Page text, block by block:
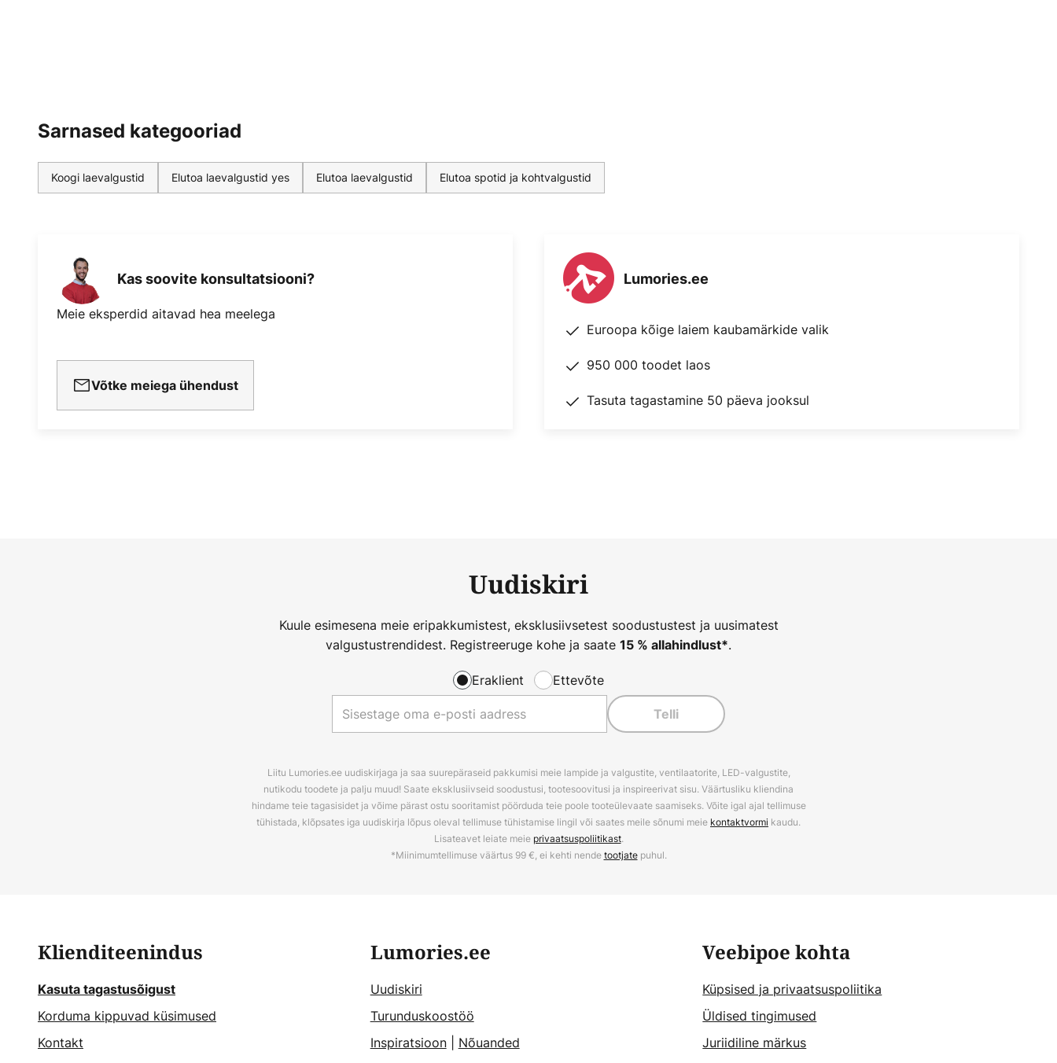
Sarnased kategooriad
Koogi laevalgustid Elutoa laevalgustid yes Elutoa laevalgustid Elutoa spotid ja kohtvalgustid
Kas soovite konsultatsiooni?
Meie eksperdid aitavad hea meelega
Võtke meiega ühendust
Lumories.ee
Euroopa kõige laiem kaubamärkide valik
950 000 toodet laos
Tasuta tagastamine 50 päeva jooksul
Uudiskiri
Kuule esimesena meie eripakkumistest, eksklusiivsetest soodustustest ja uusimatest
valgustustrendidest. Registreeruge kohe ja saate 15 % allahindlust*.
Eraklient Ettevõte
Telli
Liitu Lumories.ee uudiskirjaga ja saa suurepäraseid pakkumisi meie lampide ja valgustite, ventilaatorite, LED-valgustite,
nutikodu toodete ja palju muud! Saate eksklusiivseid soodustusi, tootesoovitusi ja inspireerivat sisu. Väärtusliku kliendina
hindame teie tagasisidet ja võime pärast ostu sooritamist pöörduda teie poole tooteülevaate saamiseks. Võite igal ajal tellimuse
tühistada, klõpsates iga uudiskirja lõpus oleval tellimuse tühistamise lingil või saates meile sõnumi meie kontaktvormi kaudu.
Lisateavet leiate meie privaatsuspoliitikast.
*Miinimumtellimuse väärtus 99 €, ei kehti nendetootjatepuhul.
Klienditeenindus
Kasuta tagastusõigust
Korduma kippuvad küsimused
Kontakt
Lumories.ee
Uudiskiri
Turunduskoostöö
Inspiratsioon| Nõuanded
Veebipoe kohta
Küpsised ja privaatsuspoliitika
Üldised tingimused
Juriidiline märkus